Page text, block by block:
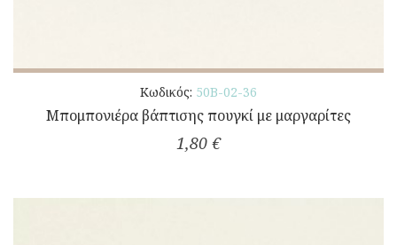
Κωδικός: 50Β-02-36
Μπομπονιέρα βάπτισης πουγκί με μαργαρίτες
1,80 €